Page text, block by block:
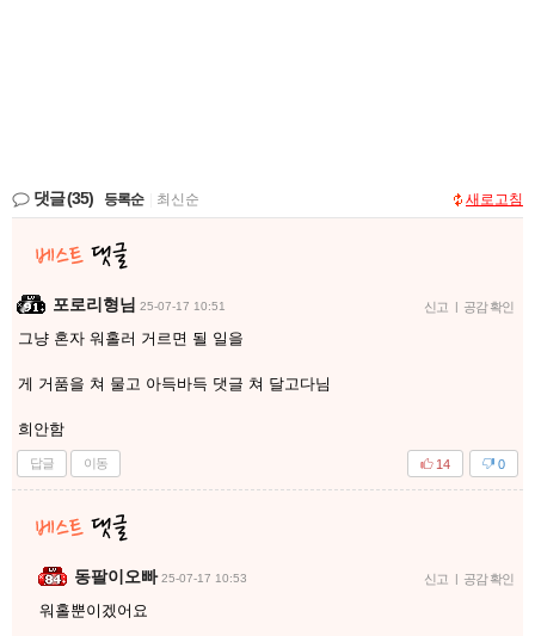
댓글(35) 등록순 최신순 새로고침
포로리형님 25-07-17 10:51 신고 | 공감 확인
그냥 혼자 워홀러 거르면 될 일을
게 거품을 쳐 물고 아득바득 댓글 쳐 달고다님
희안함
답글 이동 0
14
동팔이오빠 25-07-17 10:53 신고 | 공감 확인
워홀뿐이겠어요